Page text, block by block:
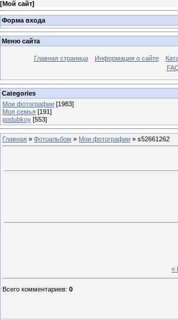
[Мой сайт]
Форма входа
Меню сайта
Главная страница Информация о сайте
Categories
Мои фотографии [1983]
Моя семья [191]
podubkoy [553]
Главная » Фотоальбом » Мои фотографии » s52661262
«
Всего комментариев: 0